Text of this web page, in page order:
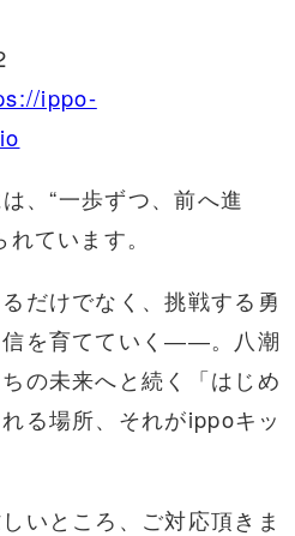
ippo-
、“一歩ずつ、前へ進
ています。
だけでなく、挑戦する勇
信を育てていく――。八潮
の未来へと続く「はじめ
る場所、それがippoキッ
いところ、ご対応頂きま